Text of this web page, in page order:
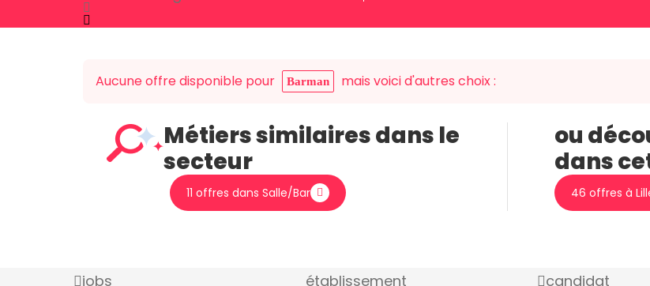
Aucune offre disponible pour Barman mais voici d'autres choix :
Métiers similaires dans le
secteur
11 offres dans Salle/Bar
ou
dans
46 offres à
jobs établissement candidat